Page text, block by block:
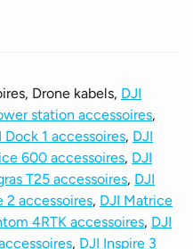
Drone kabels, DJI
station accessoires,
Dock 1 accessoires, DJI
600 accessoires, DJI
T25 accessoires, DJI
2 accessoires, DJI Matrice
4RTK accessoires, DJI
, DJI Inspire 3